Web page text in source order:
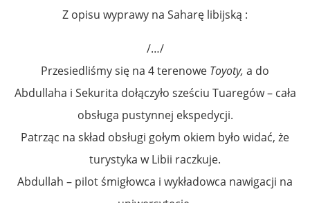
Z opisu wyprawy na Saharę libijską :
/…/
Przesiedliśmy się na 4 terenowe Toyoty, a do
Abdullaha i Sekurita dołączyło sześciu Tuaregów – cała
obsługa pustynnej ekspedycji.
Patrząc na skład obsługi gołym okiem było widać, że
turystyka w Libii raczkuje.
Abdullah – pilot śmigłowca i wykładowca nawigacji na